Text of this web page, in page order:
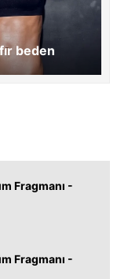
beden
Fragmanı -
Fragmanı -